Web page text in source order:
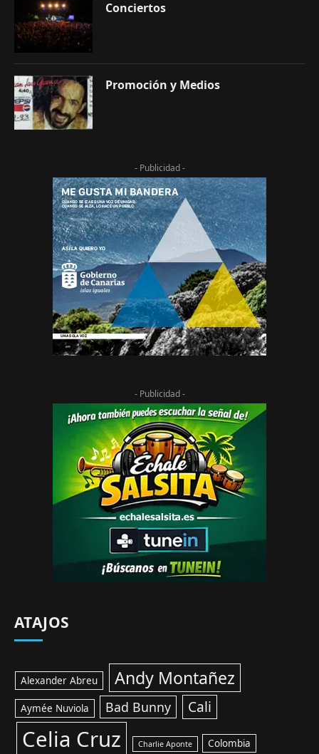
Conciertos
Promoción y Medios
- Publicidad -
- Publicidad -
ATAJOS
Alexander Abreu Andy Montañez
Aymée Nuviola Bad Bunny Cali
Celia Cruz Charlie Aponte Colombia